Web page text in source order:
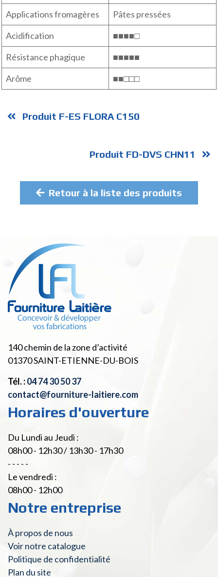
Applications fromagères
Pâtes pressées
Acidification
■■■■□
Résistance phagique
■■■■■
Arôme
■■□□□
Produit F-ES FLORA C150
Produit FD-DVS CHN11
Retour à la liste des produits
140 chemin de la zone d’activité
01370SAINT-ETIENNE-DU-BOIS
Tél. :04 74 30 50 37
contact@fourniture-laitiere.com
Horaires d'ouverture
Du Lundi au Jeudi :
08h00 - 12h30 / 13h30 - 17h30
- - - - -
Le vendredi :
08h00 - 12h00
Notre entreprise
À propos de nous
Voir notre catalogue
Politique de confidentialité
Plan du site